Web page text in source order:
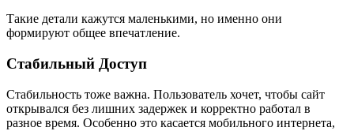
Такие детали кажутся маленькими, но именно они
формируют общее впечатление.
Стабильный Доступ
Стабильность тоже важна. Пользователь хочет, чтобы сайт
открывался без лишних задержек и корректно работал в
разное время. Особенно это касается мобильного интернета,